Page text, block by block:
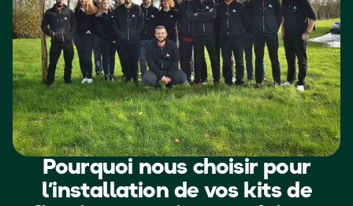
Pourquoi nous choisir pour
l’installation de vos kits de